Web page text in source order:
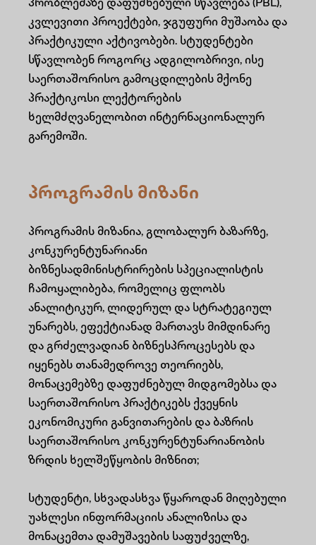
პრობლემაზე დაფუძნებული სწავლება (PBL),
კვლევითი პროექტები, ჯგუფური მუშაობა და
პრაქტიკული აქტივობები. სტუდენტები
სწავლობენ როგორც ადგილობრივი, ისე
საერთაშორისო გამოცდილების მქონე
პრაქტიკოსი ლექტორების
ხელმძღვანელობით ინტერნაციონალურ
გარემოში.
პროგრამის მიზანი
პროგრამის მიზანია, გლობალურ ბაზარზე,
კონკურენტუნარიანი
ბიზნესადმინისტრირების სპეციალისტის
ჩამოყალიბება, რომელიც ფლობს
ანალიტიკურ, ლიდერულ და სტრატეგიულ
უნარებს, ეფექტიანად მართავს მიმდინარე
და გრძელვადიან ბიზნესპროცესებს და
იყენებს თანამედროვე თეორიებს,
მონაცემებზე დაფუძნებულ მიდგომებსა და
საერთაშორისო პრაქტიკებს ქვეყნის
ეკონომიკური განვითარების და ბაზრის
საერთაშორისო კონკურენტუნარიანობის
ზრდის ხელშეწყობის მიზნით;
სტუდენტი, სხვადასხვა წყაროდან მიღებული
უახლესი ინფორმაციის ანალიზისა და
მონაცემთა დამუშავების საფუძველზე,